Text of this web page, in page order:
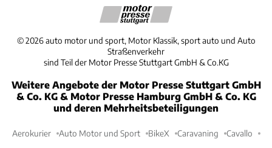
©2026 auto motor und sport, Motor Klassik, sport auto und Auto
Straßenverkehr
sind Teil der Motor Presse Stuttgart GmbH & Co.KG
Weitere Angebote der Motor Presse Stuttgart GmbH
& Co. KG & Motor Presse Hamburg GmbH & Co. KG
und deren Mehrheitsbeteiligungen
Aerokurier Auto Motor und Sport BikeX Caravaning Cavallo